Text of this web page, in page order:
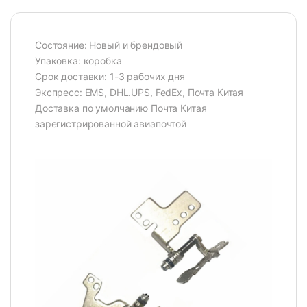
Состояние: Новый и брендовый
Упаковка: коробка
Срок доставки: 1-3 рабочих дня
Экспресс: EMS, DHL.UPS, FedEx, Почта Китая
Доставка по умолчанию Почта Китая
зарегистрированной авиапочтой